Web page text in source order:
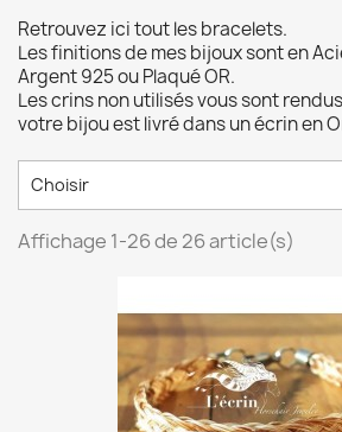
Retrouvez ici tout les bracelets.
Les finitions de mes bijoux sont en
Argent 925 ou Plaqué OR.
Les crins non utilisés vous sont
votre bijou est livré dans un écrin en
Choisir
Affichage 1-26 de 26 article(s)